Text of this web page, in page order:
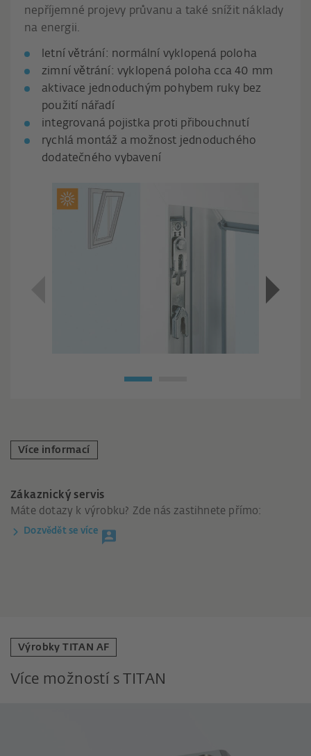
nepříjemné projevy průvanu a také snížit náklady
na energii.
letní větrání: normální vyklopená poloha
zimní větrání: vyklopená poloha cca 40 mm
aktivace jednoduchým pohybem ruky bez
použití nářadí
integrovaná pojistka proti přibouchnutí
rychlá montáž a možnost jednoduchého
dodatečného vybavení
Více informací
Zákaznický servis
Máte dotazy k výrobku? Zde nás zastihnete přímo:
Dozvědět se více
Výrobky TITAN AF
Více možností s TITAN